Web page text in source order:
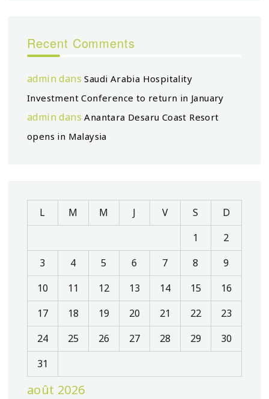
Recent Comments
admin dansSaudi Arabia Hospitality
Investment Conference to return in January
admin dansAnantara Desaru Coast Resort
opens in Malaysia
août 2026
L M M J V S
D
1
2
3
4 5 6 7 8
9
10
11 12 13 14 15
16
17
18 19 20 21 22
23
24
25 26 27 28 29
30
31